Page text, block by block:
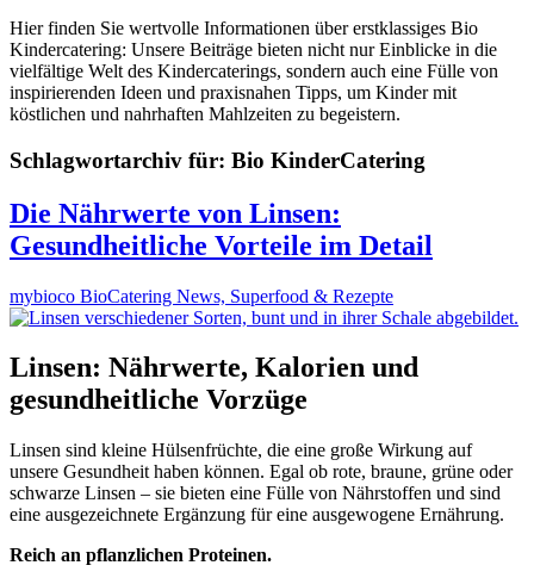
Hier finden Sie wertvolle Informationen über erstklassiges Bio
Kindercatering: Unsere Beiträge bieten nicht nur Einblicke in die
vielfältige Welt des Kindercaterings, sondern auch eine Fülle von
inspirierenden Ideen und praxisnahen Tipps, um Kinder mit
köstlichen und nahrhaften Mahlzeiten zu begeistern.
Schlagwortarchiv für: Bio KinderCatering
Die Nährwerte von Linsen:
Gesundheitliche Vorteile im Detail
mybioco BioCatering News, Superfood & Rezepte
Linsen: Nährwerte, Kalorien und
gesundheitliche Vorzüge
Linsen sind kleine Hülsenfrüchte, die eine große Wirkung auf
unsere Gesundheit haben können. Egal ob rote, braune, grüne oder
schwarze Linsen – sie bieten eine Fülle von Nährstoffen und sind
eine ausgezeichnete Ergänzung für eine ausgewogene Ernährung.
Reich an pflanzlichen Proteinen.